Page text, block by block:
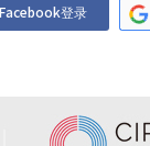
Facebook登录